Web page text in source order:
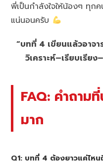
พี่เป็นกำลังใจให้น้องๆ ทุก
แน่นอนครับ
“บทที่ 4 เขียนแล้วอาจ
วิเคราะห์–เรียบเรีย
FAQ: คำถา
มาก
Q1: บทที่ 4 ต้องยาวแค่ไห